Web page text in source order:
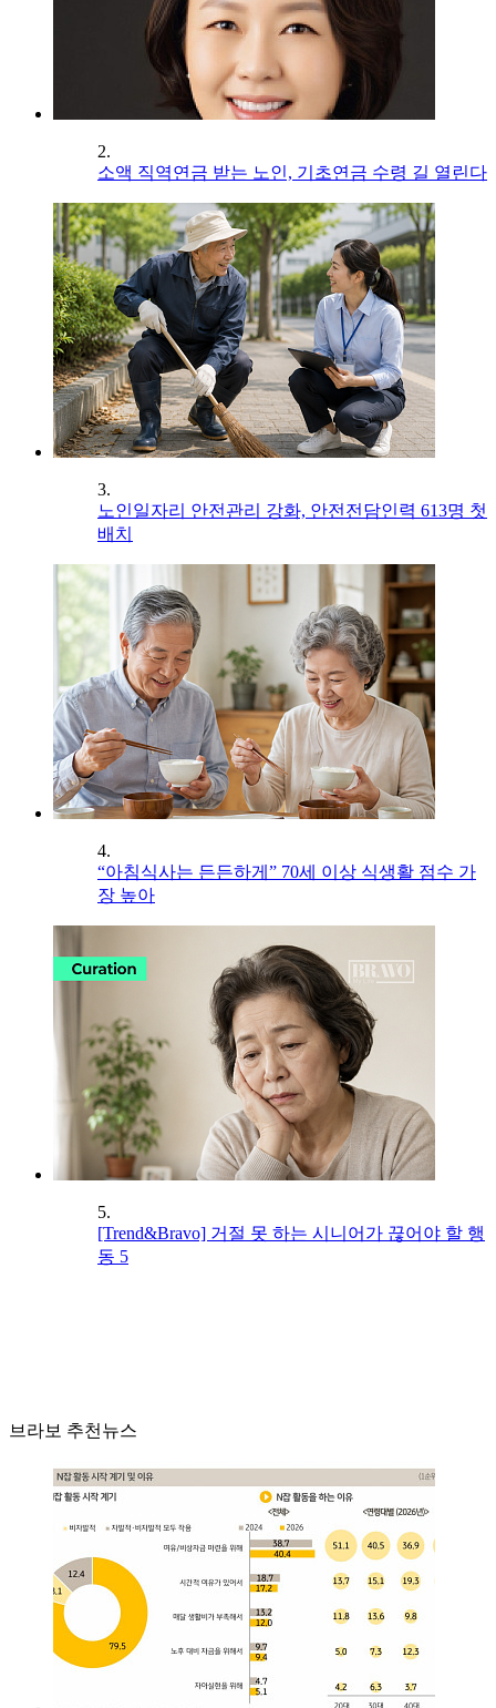
2.
소액 직역연금 받는 노인, 기초연금 수령 길 열린다
3.
노인일자리 안전관리 강화, 안전전담인력 613명 첫
배치
4.
“아침식사는 든든하게” 70세 이상 식생활 점수 가
장 높아
5.
[Trend&Bravo] 거절 못 하는 시니어가 끊어야 할 행
동 5
브라보 추천뉴스